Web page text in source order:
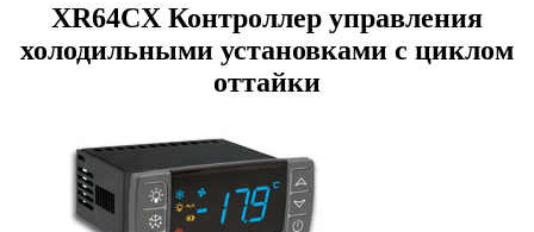
XR64CХ Контроллер управления
холодильными установками с циклом
оттайки